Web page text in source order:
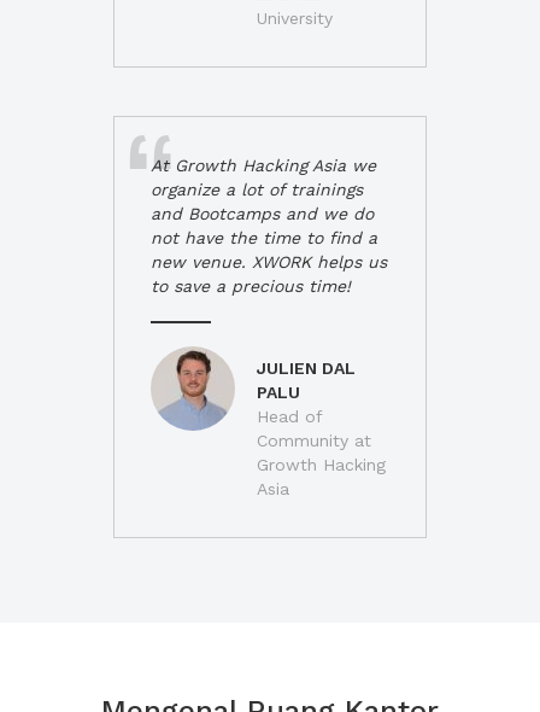
University
At Growth Hacking Asia we
organize a lot of trainings
and Bootcamps and we do
not have the time to find a
new venue. XWORK helps us
to save a precious time!
JULIEN DAL
PALU
Head of
Community at
Growth Hacking
Asia